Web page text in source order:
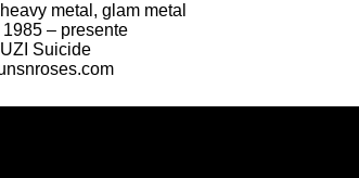
metal, glam metal
– presente
Suicide